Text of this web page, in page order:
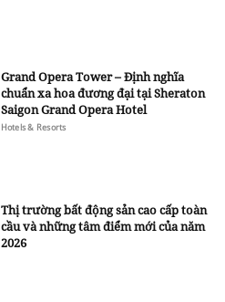
Grand Opera Tower – Định nghĩa
chuẩn xa hoa đương đại tại Sheraton
Saigon Grand Opera Hotel
Hotels & Resorts
Thị trường bất động sản cao cấp toàn
cầu và những tâm điểm mới của năm
2026